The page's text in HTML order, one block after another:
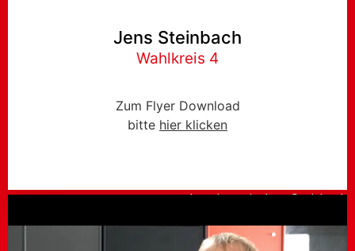
Jens Steinbach
Wahlkreis 4
Zum Flyer Download
bitte hier klicken
Inerview mit Jens Steinbach